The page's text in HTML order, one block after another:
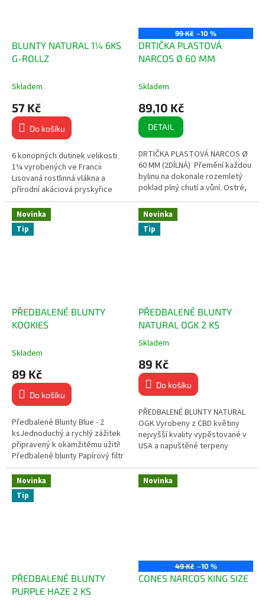
BLUNTY NATURAL 1¼ 6KS
G-ROLLZ
Skladem
57 Kč
Do košíku
6 konopných dutinek velikosti
1¼ vyrobených ve Francii
Lisovaná rostlinná vlákna a
přírodní akáciová pryskyřice
100% přírodní složení bez
chemie Čistý a jemný...
99 Kč –10 %
DRTIČKA PLASTOVÁ
NARCOS Ø 60 MM
Skladem
89,10 Kč
DETAIL
DRTIČKA PLASTOVÁ NARCOS Ø
60 MM (2DÍLNÁ) Přemění každou
bylinu na dokonale rozemletý
poklad plný chutí a vůní. Ostré,
tvrdé a odolné zuby 2dílná
Průměr: 60 mm...
Novinka
Tip
PŘEDBALENÉ BLUNTY
KOOKIES
Skladem
89 Kč
Do košíku
Předbalené Blunty Blue - 2
ksJednoduchý a rychlý zážitek
připravený k okamžitému užití!
Předbalené blunty Papírový filtr
Balení obsahuje 2 ks bluntů
Příchuť: KooKies...
Novinka
Tip
PŘEDBALENÉ BLUNTY
NATURAL OGK 2 KS
Průměrné
produktu
je
5,0
5
hvězdiček.
Skladem
89 Kč
Do košíku
PŘEDBALENÉ BLUNTY NATURAL
OGK Vyrobeny z CBD květiny
nejvyšší kvality vypěstované v
USA a napuštěné terpeny
odolnost proti roztržení Ručně...
Novinka
Tip
PŘEDBALENÉ BLUNTY
PURPLE HAZE 2 KS
Novinka
49 Kč –10 %
CONES NARCOS KING SIZE